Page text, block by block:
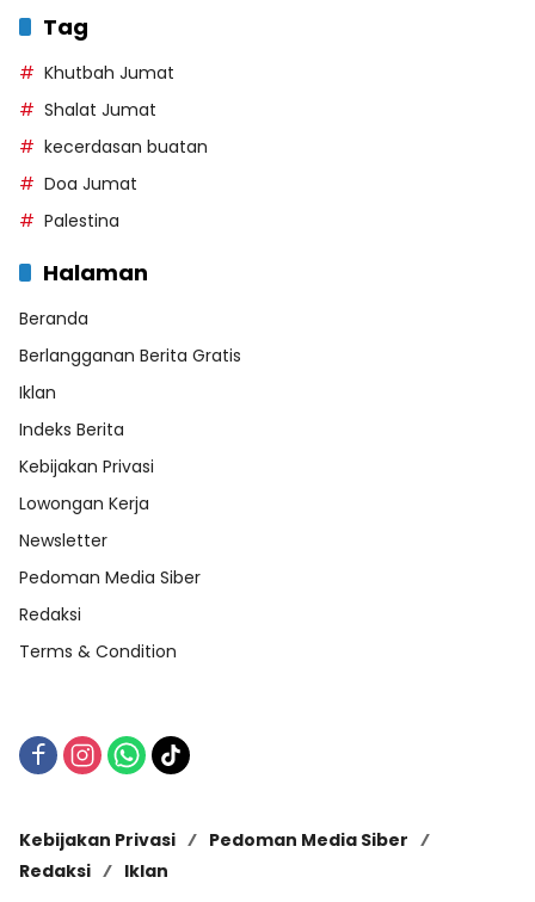
Tag
Khutbah Jumat
Shalat Jumat
kecerdasan buatan
Doa Jumat
Palestina
Halaman
Beranda
Berlangganan Berita Gratis
Iklan
Indeks Berita
Kebijakan Privasi
Lowongan Kerja
Newsletter
Pedoman Media Siber
Redaksi
Terms & Condition
Kebijakan Privasi
Pedoman Media Siber
Redaksi
Iklan